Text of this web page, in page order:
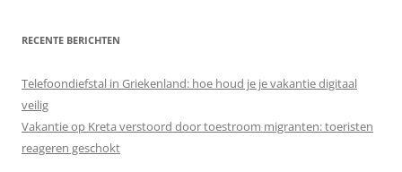
RECENTE BERICHTEN
Telefoondiefstal in Griekenland: hoe houd je je vakantie digitaal
veilig
Vakantie op Kreta verstoord door toestroom migranten: toeristen
reageren geschokt